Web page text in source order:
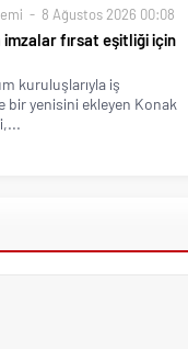
8 Ağustos 2026 00:08
imzalar fırsat eşitliği için
kuruluşlarıyla iş
bir yenisini ekleyen Konak